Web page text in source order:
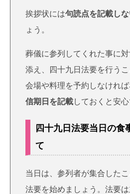
挨拶状には句読点を記載し
ょう。
葬儀に参列してくれた事に
添え、四十九日法要を行うこ
会場や料理を予約しなければ
信期日を記載しておくと安心
四十九日法要当日の食
て
当日は、参列者が集合した
法要を始めましょう。法要